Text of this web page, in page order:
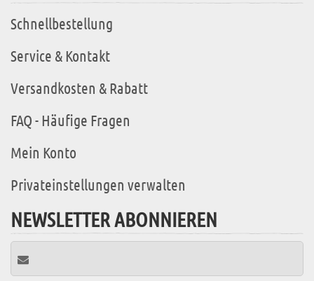
Schnellbestellung
Service & Kontakt
Versandkosten & Rabatt
FAQ - Häufige Fragen
Mein Konto
Privateinstellungen verwalten
NEWSLETTER ABONNIEREN